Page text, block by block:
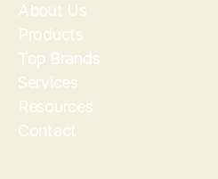
About Us
Products
Top Brands
Services
Resources
Contact